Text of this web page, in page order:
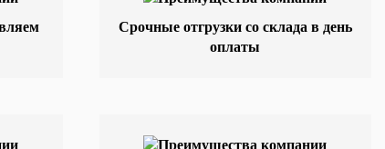
Срочные отгрузки со склада в день
оплаты